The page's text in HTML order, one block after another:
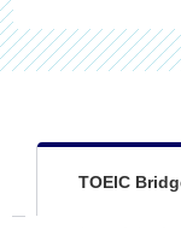
TOEIC